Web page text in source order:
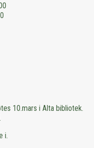
10.mars i Alta bibliotek.
i.